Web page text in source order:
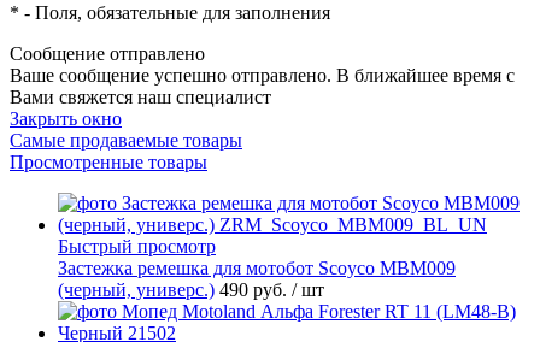
* - Поля, обязательные для заполнения
Сообщение отправлено
Ваше сообщение успешно отправлено. В ближайшее время с
Вами свяжется наш специалист
Закрыть окно
Самые продаваемые товары
Просмотренные товары
Быстрый просмотр
Застежка ремешка для мотобот Scoyco MBM009
(черный, универс.) 490 руб. / шт